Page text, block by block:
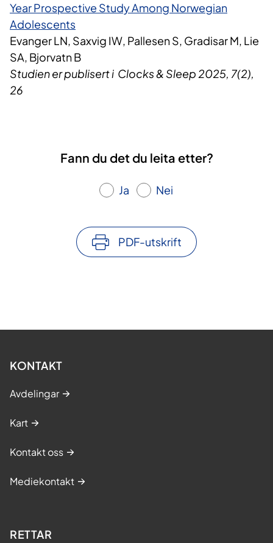
Year Prospective Study Among Norwegian
Adolescents
Evanger LN, Saxvig IW, Pallesen S, Gradisar M, Lie
SA, Bjorvatn B
Studien er publisert i Clocks & Sleep 2025, 7(2),
26
Fann du det du leita etter?
Ja Nei
PDF-utskrift
KONTAKT
Avdelingar
Kart
Kontakt oss
Mediekontakt
RETTAR